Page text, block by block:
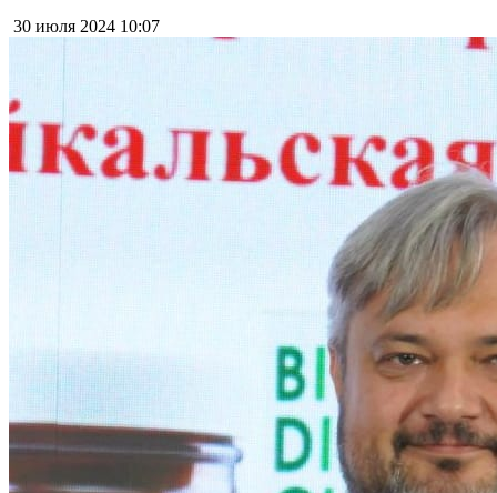
30 июля 2024 10:07